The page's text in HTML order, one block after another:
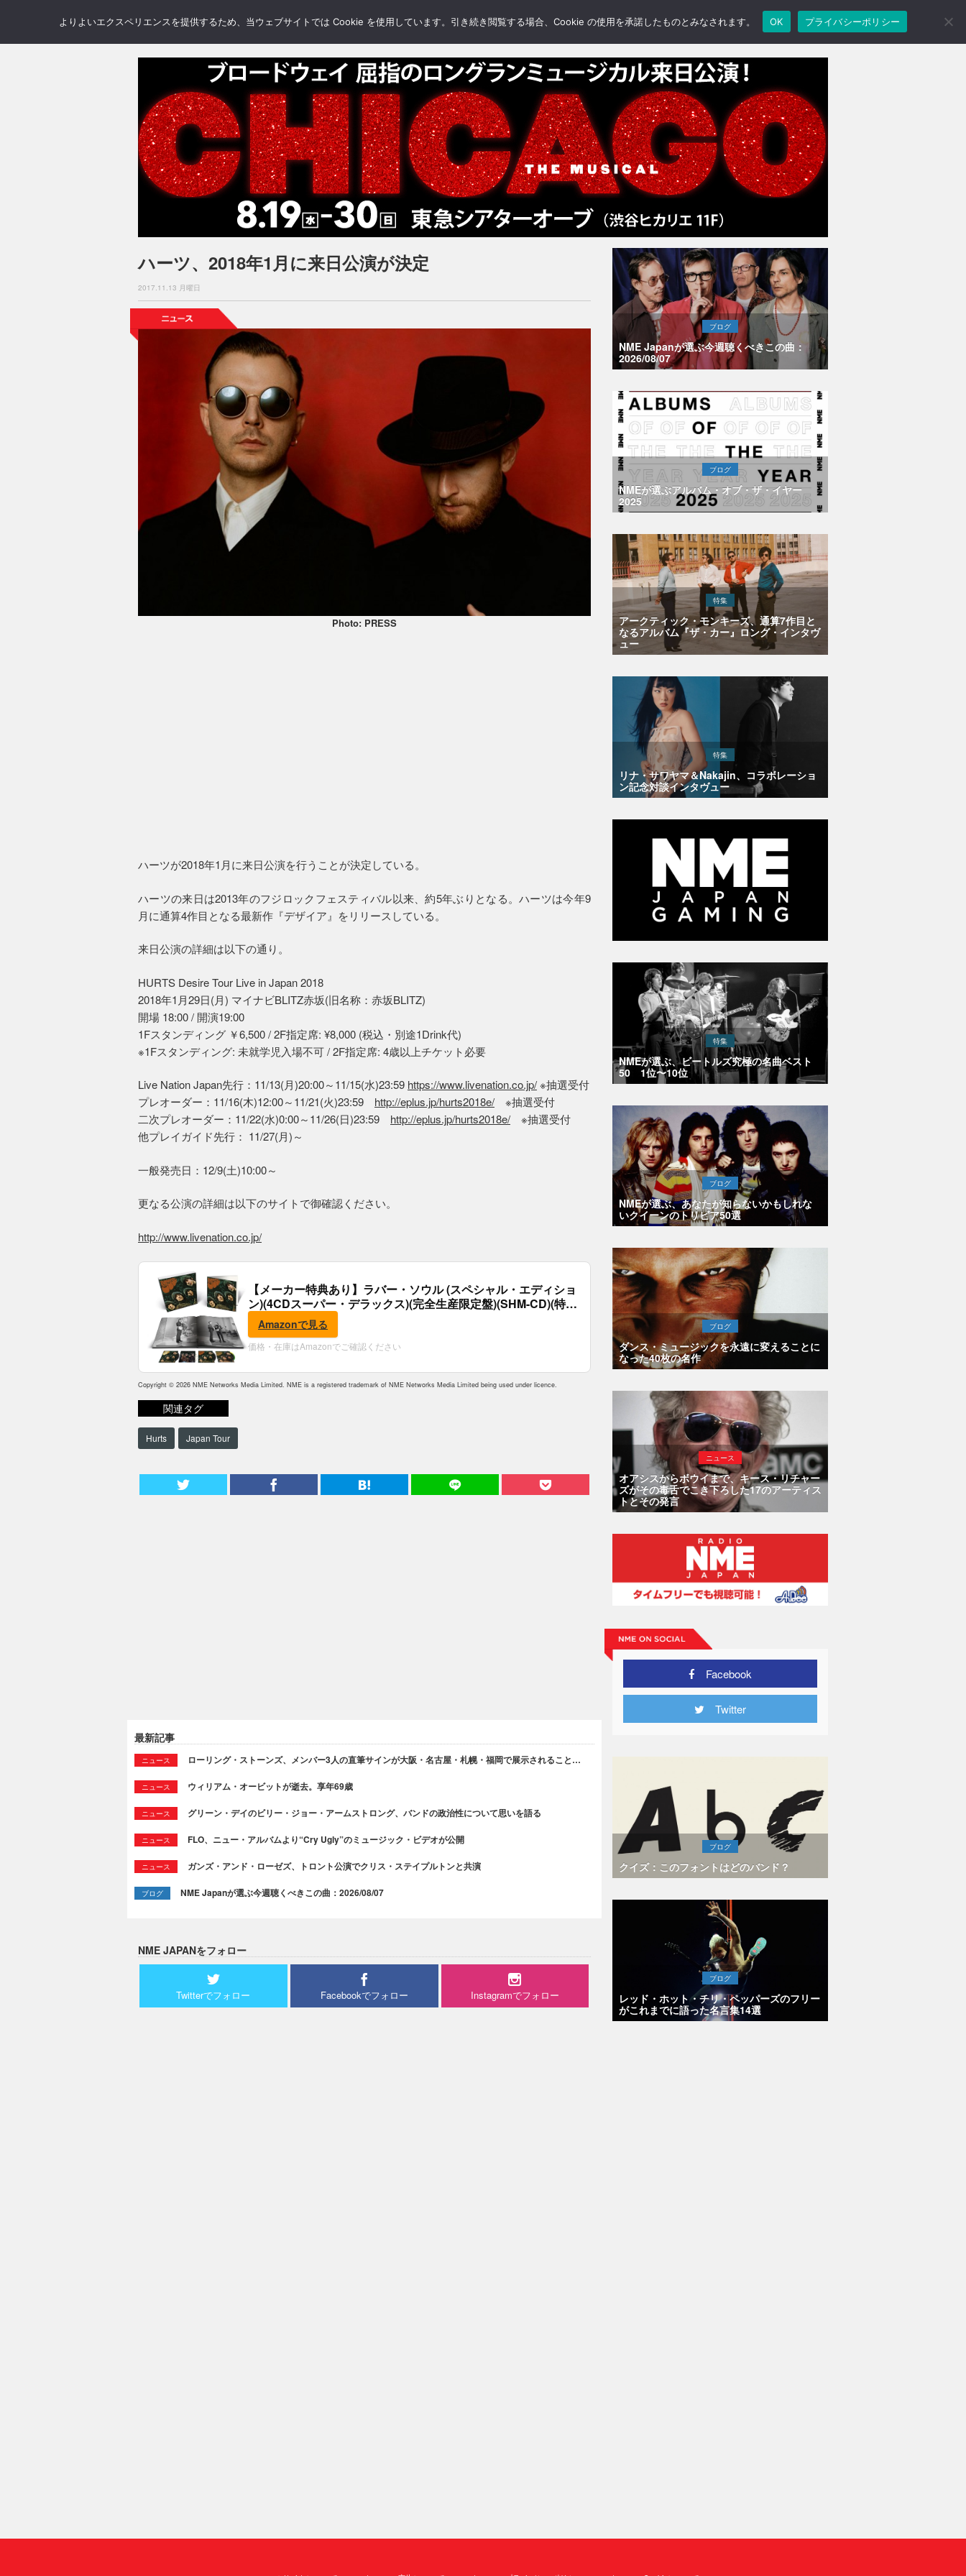
NEWS REVIEWS GALLERY BLOGS FEATURE
ハーツ、2018年1月に来日公演が決定
2017.11.13 月曜日
Photo: PRESS
ハーツが2018年1月に来日公演を行うことが決定している。
ハーツの来日は2013年のフジロックフェスティバル以来、約5年ぶりとなる。ハーツは今年9
月に通算4作目となる最新作『デザイア』をリリースしている。
来日公演の詳細は以下の通り。
HURTS Desire Tour Live in Japan 2018
2018年1月29日(月) マイナビBLITZ赤坂(旧名称：赤坂BLITZ)
開場 18:00 / 開演19:00
1Fスタンディング ￥6,500 / 2F指定席: ¥8,000 (税込・別途1Drink代)
※1Fスタンディング: 未就学児入場不可 / 2F指定席: 4歳以上チケット必要
Live Nation Japan先行：11/13(月)20:00～11/15(水)23:59 https://www.livenation.co.jp/※抽選受付
プレオーダー：11/16(木)12:00～11/21(火)23:59 http://eplus.jp/hurts2018e/ ※抽選受付
二次プレオーダー：11/22(水)0:00～11/26(日)23:59 http://eplus.jp/hurts2018e/ ※抽選受付
他プレイガイド先行： 11/27(月)～
一般発売日：12/9(土)10:00～
更なる公演の詳細は以下のサイトで御確認ください。
http://www.livenation.co.jp/
【メーカー特典あり】ラバー・ソウル (スペシャル・エディショ
ン)(4CDスーパー・デラックス)(完全生産限定盤)(SHM-CD)(特
典:B2ポスター付)
Amazonで見る
価格・在庫はAmazonでご確認ください
Copyright © 2026 NME Networks Media Limited. NME is a registered trademark of NME Networks Media Limited being used under licence.
関連タグ
Hurts Japan Tour
最新記事
ニュース ローリング・ストーンズ、メンバー3人の直筆サインが大阪・名古屋・札幌・福岡で展示されること…
ニュース ウィリアム・オービットが逝去。享年69歳
ニュース グリーン・デイのビリー・ジョー・アームストロング、バンドの政治性について思いを語る
ニュース FLO、ニュー・アルバムより“Cry Ugly”のミュージック・ビデオが公開
ニュース ガンズ・アンド・ローゼズ、トロント公演でクリス・ステイプルトンと共演
ブログ NME Japanが選ぶ今週聴くべきこの曲：2026/08/07
NME JAPANをフォロー
Twitterでフォロー Facebookでフォロー Instagramでフォロー
ブログ
NME Japanが選ぶ今週聴くべきこの曲：
2026/08/07
ブログ
NMEが選ぶアルバム・オブ・ザ・イヤー
2025
特集
アークティック・モンキーズ、通算7作目と
なるアルバム『ザ・カー』ロング・インタヴ
ュー
特集
リナ・サワヤマ＆Nakajin、コラボレーショ
ン記念対談インタヴュー
特集
NMEが選ぶ、ビートルズ究極の名曲ベスト
50 1位〜10位
ブログ
NMEが選ぶ、あなたが知らないかもしれな
いクイーンのトリビア50選
ブログ
ダンス・ミュージックを永遠に変えることに
なった40枚の名作
ニュース
オアシスからボウイまで、キース・リチャー
ズがその毒舌でこき下ろした17のアーティス
トとその発言
Facebook
Twitter
ブログ
クイズ：このフォントはどのバンド？
ブログ
レッド・ホット・チリ・ペッパーズのフリー
がこれまでに語った名言集14選
よりよいエクスペリエンスを提供するため、当ウェブサイトでは Cookie を使用しています。引き続き閲覧する場合、Cookie の使用を承諾したものとみなされます。 OK プライバシーポリシー